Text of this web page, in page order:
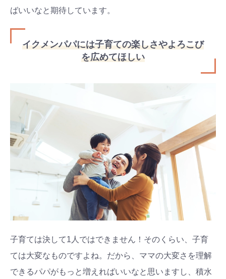
ばいいなと期待しています。
イクメンパパには子育ての楽しさやよろこび
を広めてほしい
子育ては決して1人ではできません！そのくらい、子育
ては大変なものですよね。だから、ママの大変さを理解
できるパパがもっと増えればいいなと思いますし、積水
#教育 #0歳 #母乳
#出産準備
#習いごと #発達
#離乳食
暮らし